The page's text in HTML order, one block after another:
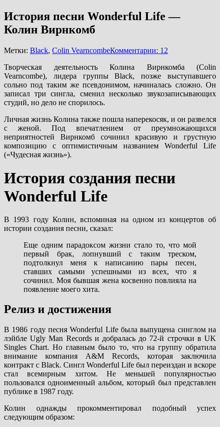
История песни Wonderful Life —
Колин Вирнкомб
Метки: Black, Colin VearncombeКомментарии: 12
Творческая деятельность Колина Вирнкомба (Colin
Vearncombe), лидера группы Black, позже выступавшего
сольно под таким же псевдонимом, начиналась сложно. Он
записал три сингла, сменил несколько звукозаписывающих
студий, но дело не спорилось.
Личная жизнь Колина также пошла наперекосяк, и он развелся
с женой. Под впечатлением от преумножающихся
неприятностей Вирнкомб сочинил красивую и грустную
композицию с оптимистичным названием Wonderful Life
(«Чудесная жизнь»).
История создания песни
Wonderful Life
В 1993 году Колин, вспоминая на одном из концертов об
истории создания песни, сказал:
Еще одним парадоксом жизни стало то, что мой
первый брак, лопнувший с таким треском,
подтолкнул меня к написанию пары песен,
ставших самыми успешными из всех, что я
сочинил. Моя бывшая жена косвенно повлияла на
появление моего хита.
Релиз и достижения
В 1986 году песня Wonderful Life была выпущена синглом на
лэйбле Ugly Man Records и добралась до 72-й строчки в UK
Singles Chart. Но главным было то, что на группу обратила
внимание компания A&M Records, которая заключила
контракт с Black. Сингл Wonderful Life был переиздан и вскоре
стал всемирным хитом. Не меньшей популярностью
пользовался одноименный альбом, который был представлен
публике в 1987 году.
Колин однажды прокомментировал подобный успех
следующим образом: